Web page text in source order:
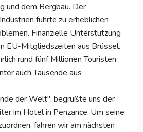
und dem Bergbau. Der
führte zu erheblichen
Finanzielle Unterstützung
EU-Mitgliedszeiten aus Brüssel.
rund fünf Millionen Touristen
auch Tausende aus
der Welt", begrüßte uns der
im Hotel in Penzance. Um seine
fahren wir am nächsten